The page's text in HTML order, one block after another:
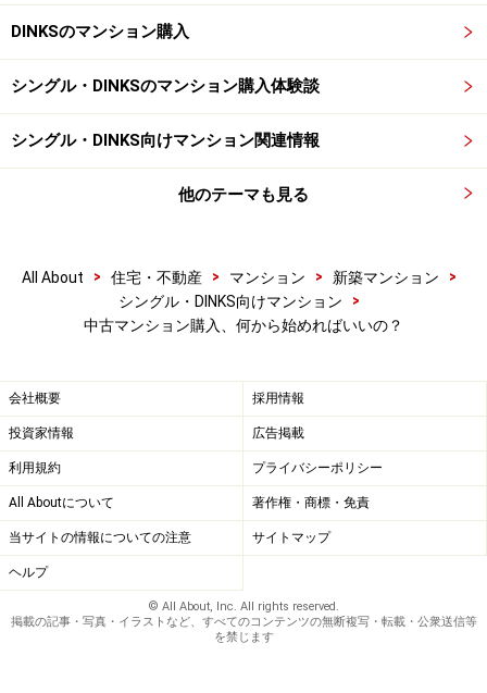
中古マンションの良い点のひとつは、自分の目で見て確
認できることです。あなたの希望条件と目の前のマンシ
ョンをマッチングさせていくと、なぜ価格が高いのか安
条件を明確にすること、です。そして、自分の購入予算
を具体的に試算し、無理の無い範囲で絞りこんでいきま
しょうか。最重要ポイントは「家計の把握」です。あな
たは、家計簿をつけるなどして、日々のお金の出入り
自分に最適な購入予算は、家計で決まります。詳しくは
こちらをご覧ください。
購入予算は年収で決めちゃダメ！（前編）
購入予算は年収で決めちゃダメ！（後編）
希望条件が明確になったら、仲介会社へ物
DINKSのマンション購入
シングル・DINKSのマンション購入体験談
シングル・DINKS向けマンション関連情報
他のテーマも見る
All About > 住宅・不動産 > マンション > 新築マンション
>
シングル・DINKS向けマンション
>
中古マンション購入、何から始めればいいの？
会社概要 採用情報
投資家情報 広告掲載
利用規約 プライバシーポリシー
All Aboutについて 著作権・商標・免責
当サイトの情報についての注意 サイトマップ
ヘルプ
© All About, Inc. All rights reserved.
掲載の記事・写真・イラストなど、すべてのコンテンツの無断複写・転載・公衆送信等
を禁じます